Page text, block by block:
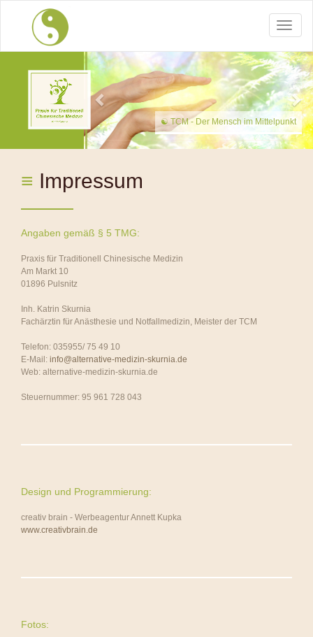
Toggle
☯TCM - Der Mensch im Mittelpunkt
Zurück
≡ Impressum
Angaben gemäß § 5 TMG:
Praxis für Traditionell Chinesische Medizin
Am Markt 10
01896 Pulsnitz
Inh. Katrin Skurnia
Fachärztin für Anästhesie und Notfallmedizin, Meister der TCM
Telefon: 035955/ 75 49 10
E-Mail: info@alternative-medizin-skurnia.de
Web: alternative-medizin-skurnia.de
Steuernummer: 95 961 728 043
Design und Programmierung:
creativ brain - Werbeagentur Annett Kupka
www.creativbrain.de
Fotos: